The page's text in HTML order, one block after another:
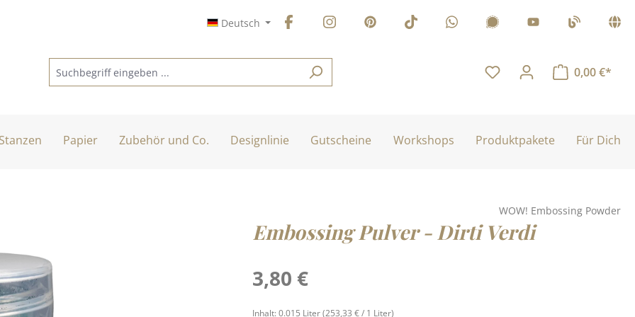
Deutsch
0,00 €*
Stanzen Papier Zubehör und Co. Designlinie Gutscheine Workshops Produktpakete Für Dich
WOW! Embossing Powder
Embossing Pulver - Dirti Verdi
Regulärer Preis:
3,80 €
Inhalt: 0.015 Liter(253,33 € / 1 Liter)